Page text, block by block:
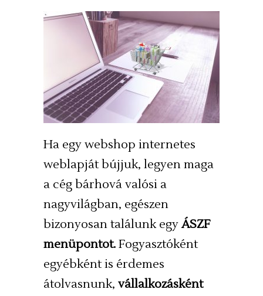
Ha egy webshop internetes
weblapját bújjuk, legyen maga
a cég bárhová valósi a
nagyvilágban, egészen
bizonyosan találunk egyÁSZF
menüpontot.Fogyasztóként
egyébként is érdemes
átolvasnunk, vállalkozásként